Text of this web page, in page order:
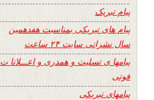
پیام تبریک
پیام های تبریکی بمناسبت هفدهمین
سال نشراتی سایت ۲۴ ساعت
پیامها ی تسلیت و همدری و اعـــلانا ت
فوتی
پیامهای تبریکی